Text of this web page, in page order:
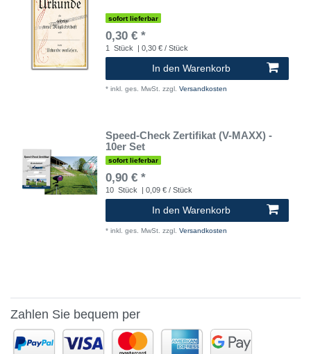
sofort lieferbar
0,30 € *
1 Stück | 0,30 € / Stück
In den Warenkorb
* inkl. ges. MwSt. zzgl. Versandkosten
Speed-Check Zertifikat (V-MAXX) -
10er Set
sofort lieferbar
0,90 € *
10 Stück | 0,09 € / Stück
In den Warenkorb
* inkl. ges. MwSt. zzgl. Versandkosten
Zahlen Sie bequem per